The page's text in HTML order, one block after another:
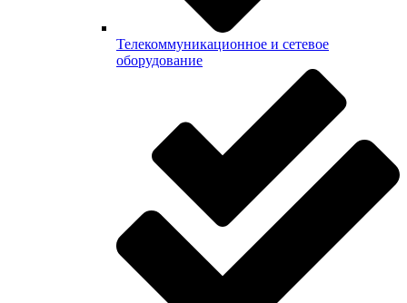
Телекоммуникационное и сетевое
оборудование